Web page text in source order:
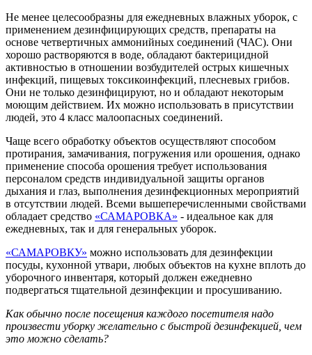
Не менее целесообразны для ежедневных влажных уборок, с
применением дезинфицирующих средств, препараты на
основе четвертичных аммонийных соединений (ЧАС). Они
хорошо растворяются в воде, обладают бактерицидной
активностью в отношении возбудителей острых кишечных
инфекций, пищевых токсикоинфекций, плесневых грибов.
Они не только дезинфицируют, но и обладают некоторым
моющим действием. Их можно использовать в присутствии
людей, это 4 класс малоопасных соединений.
Чаще всего обработку объектов осуществляют способом
протирания, замачивания, погружения или орошения, однако
применение способа орошения требует использования
персоналом средств индивидуальной защиты органов
дыхания и глаз, выполнения дезинфекционных мероприятий
в отсутствии людей. Всеми вышеперечисленными свойствами
обладает средство «САМАРОВКА» - идеальное как для
ежедневных, так и для генеральных уборок.
«САМАРОВКУ» можно использовать для дезинфекции
посуды, кухонной утвари, любых объектов на кухне вплоть до
уборочного инвентаря, который должен ежедневно
подвергаться тщательной дезинфекции и просушиванию.
Как обычно после посещения каждого посетителя надо
произвести уборку желательно с быстрой дезинфекцией, чем
это можно сделать?